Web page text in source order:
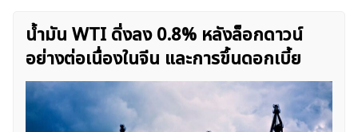
น้ำมัน WTI ดิ่งลง 0.8% หลังล็อกดาวน์
อย่างต่อเนื่องในจีน และการขึ้นดอกเบี้ย